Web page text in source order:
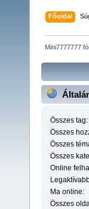
Főoldal
Mini7777777
Összes tag:
Összes
Összes
Összes
Online
Ma online:
Összes